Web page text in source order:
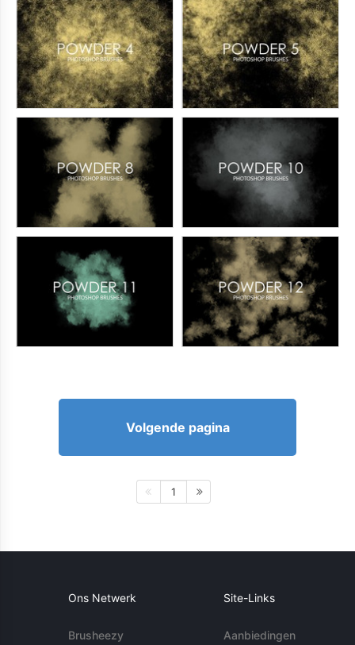
Volgende pagina
1
Ons Netwerk
Brusheezy
Site-Links
Aanbiedingen